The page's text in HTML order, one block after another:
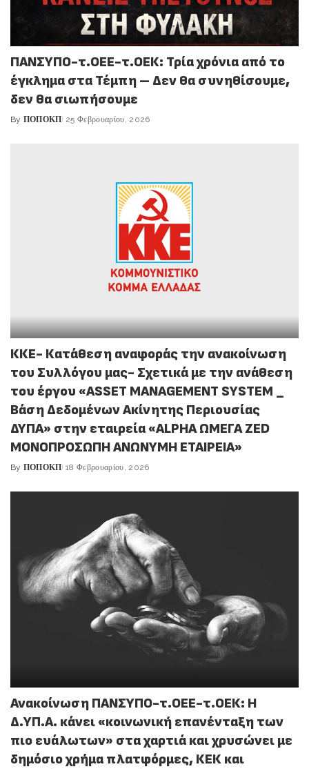
ΠΑΝΣΥΠΟ-τ.ΟΕΕ-τ.ΟΕΚ: Τρία χρόνια από το
έγκλημα στα Τέμπη – Δεν θα συνηθίσουμε,
δεν θα σιωπήσουμε
Posted
By ΠΟΠΟΚΠ 25 Φεβρουαρίου, 2026
ΚΚΕ- Κατάθεση αναφοράς την ανακοίνωση
του Συλλόγου μας- Σχετικά με την ανάθεση
του έργου «ASSET MANAGEMENT SYSTEM _
Βάση Δεδομένων Ακίνητης Περιουσίας
ΔΥΠΑ» στην εταιρεία «ALPHA ΩΜΕΓΑ ZED
ΜΟΝΟΠΡΟΣΩΠΗ ΑΝΩΝΥΜΗ ΕΤΑΙΡΕΙΑ»
Posted
By ΠΟΠΟΚΠ 18 Φεβρουαρίου, 2026
Ανακοίνωση ΠΑΝΣΥΠΟ-τ.ΟΕΕ-τ.ΟΕΚ: Η
Δ.ΥΠ.Α. κάνει «κοινωνική επανένταξη των
πιο ευάλωτων» στα χαρτιά και χρυσώνει με
δημόσιο χρήμα πλατφόρμες, ΚΕΚ και